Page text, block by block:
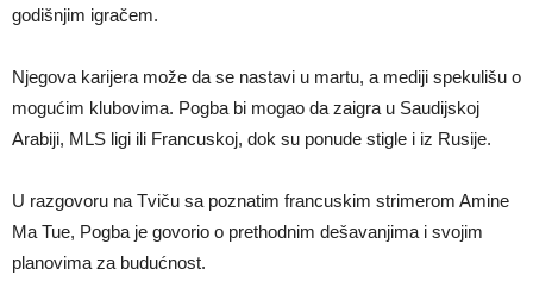
godišnjim igračem.
Njegova karijera može da se nastavi u martu, a mediji spekulišu o
mogućim klubovima. Pogba bi mogao da zaigra u Saudijskoj
Arabiji, MLS ligi ili Francuskoj, dok su ponude stigle i iz Rusije.
U razgovoru na Tviču sa poznatim francuskim strimerom Amine
Ma Tue, Pogba je govorio o prethodnim dešavanjima i svojim
planovima za budućnost.